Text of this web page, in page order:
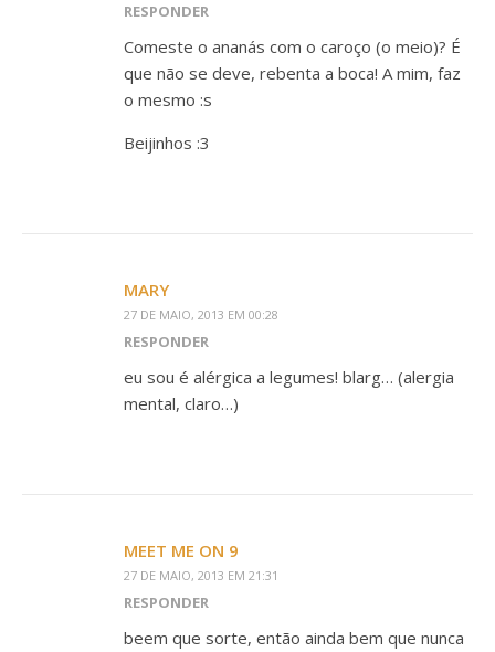
RESPONDER
Comeste o ananás com o caroço (o meio)? É
que não se deve, rebenta a boca! A mim, faz
o mesmo :s
Beijinhos :3
MARY
27 DE MAIO, 2013 EM 00:28
RESPONDER
eu sou é alérgica a legumes! blarg… (alergia
mental, claro…)
MEET ME ON 9
27 DE MAIO, 2013 EM 21:31
RESPONDER
beem que sorte, então ainda bem que nunca